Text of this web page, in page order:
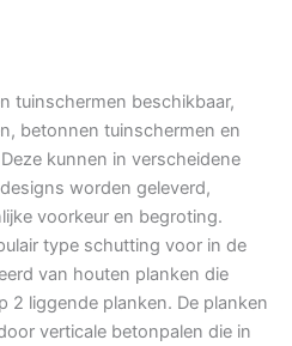
tuinschermen beschikbaar,
betonnen tuinschermen en
kunnen in verscheidene
worden geleverd,
voorkeur en begroting.
type schutting voor in de
van houten planken die
2 liggende planken. De planken
verticale betonpalen die in